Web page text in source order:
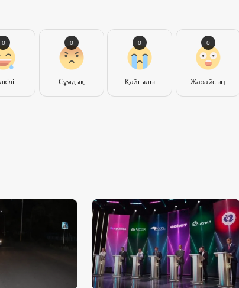
0
Сұмдық
0
Қайғылы
0
Жарайсың
0